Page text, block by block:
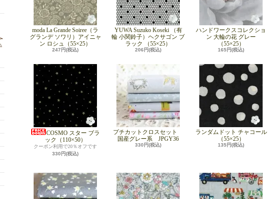
moda La Grande Soiree（ラ
グランデ ソワリ）アイニャ
ン ロシュ（55×25）
247円(税込)
YUWA Suzuko Koseki （有
輪 小関鈴子）ヘクサゴン ブ
ラック （55×25）
206円(税込)
ハンドワークスコレクショ
ン 大輪の花 グレー
（55×25）
165円(税込)
COSMO スター ブラ
ック（110×50）
クーポン利用で20％オフです
330円(税込)
プチカットクロスセット
国産グレー系 JPGY36
330円(税込)
ランダムドット チャコール
（55×25）
135円(税込)